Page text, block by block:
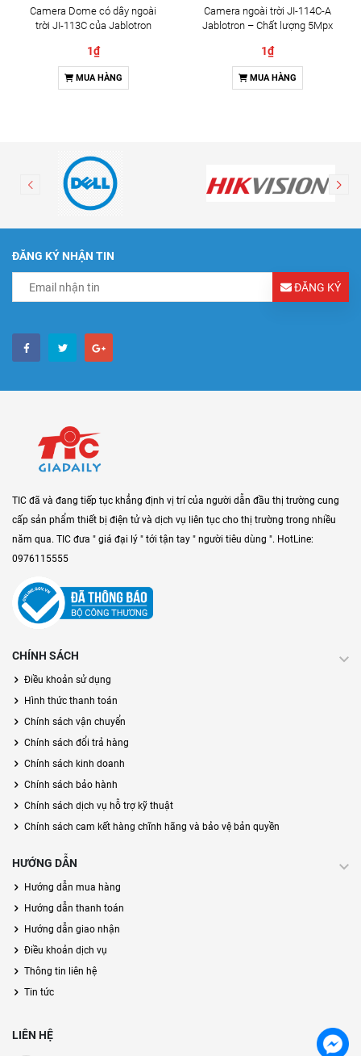
Camera Dome có dây ngoài
trời JI-113C của Jablotron
1₫
MUA HÀNG
Camera ngoài trời JI-114C-A
Jablotron – Chất lượng 5Mpx
1₫
MUA HÀNG
ĐĂNG KÝ NHẬN TIN
ĐĂNG KÝ
TIC đã và đang tiếp tục khẳng định vị trí của người dẫn đầu thị trường cung
cấp sản phẩm thiết bị điện tử và dịch vụ liên tục cho thị trường trong nhiều
năm qua. TIC đưa " giá đại lý " tới tận tay " người tiêu dùng ". HotLine:
0976115555
CHÍNH SÁCH
Điều khoản sử dụng
Hình thức thanh toán
Chính sách vận chuyển
Chính sách đổi trả hàng
Chính sách kinh doanh
Chính sách bảo hành
Chính sách dịch vụ hỗ trợ kỹ thuật
Chính sách cam kết hàng chĩnh hãng và bảo vệ bản quyền
HƯỚNG DẪN
Hướng dẫn mua hàng
Hướng dẫn thanh toán
Hướng dẫn giao nhận
Điều khoản dịch vụ
Thông tin liên hệ
Tin tức
LIÊN HỆ